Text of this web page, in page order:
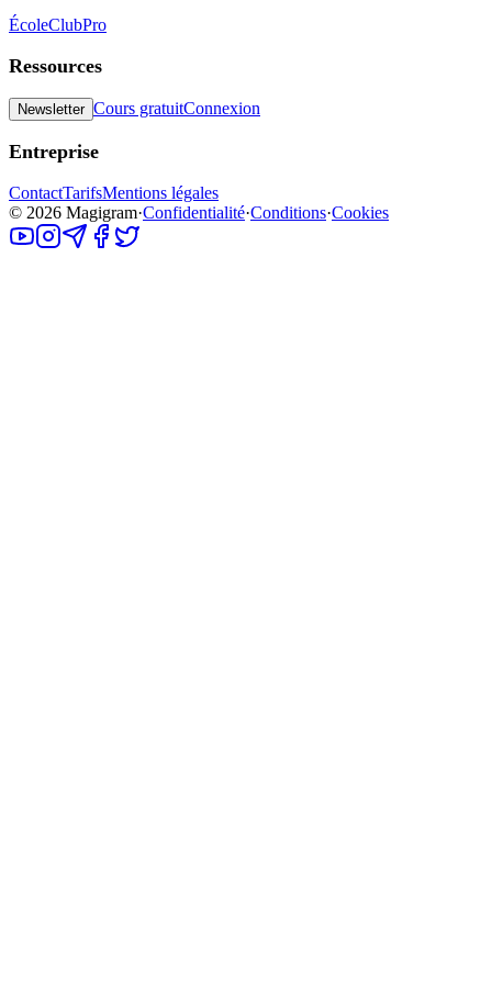
ÉcoleClubPro
Ressources
Newsletter Cours gratuitConnexion
Entreprise
ContactTarifsMentions légales
© 2026 Magigram·Confidentialité·Conditions·Cookies